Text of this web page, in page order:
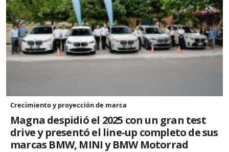
Crecimiento y proyección de marca
Magna despidió el 2025 con un gran test
drive y presentó el line-up completo de sus
marcas BMW, MINI y BMW Motorrad